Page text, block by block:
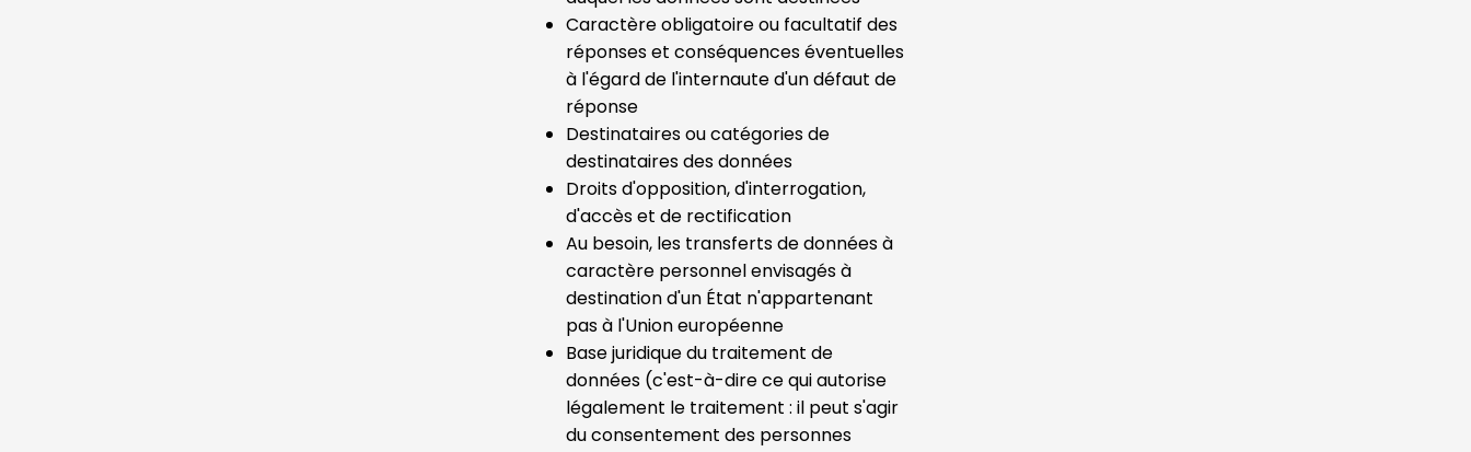
Caractère obligatoire ou facultatif des
réponses et conséquences éventuelles
à l'égard de l'internaute d'un défaut de
réponse
Destinataires ou catégories de
destinataires des données
Droits d'opposition, d'interrogation,
d'accès et de rectification
Au besoin, les transferts de données à
caractère personnel envisagés à
destination d'un État n'appartenant
pas à l'Union européenne
Base juridique du traitement de
données (c'est-à-dire ce qui autorise
légalement le traitement : il peut s'agir
du consentement des personnes